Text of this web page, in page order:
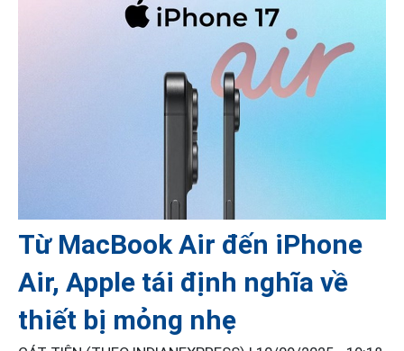
Từ MacBook Air đến iPhone
Air, Apple tái định nghĩa về
thiết bị mỏng nhẹ